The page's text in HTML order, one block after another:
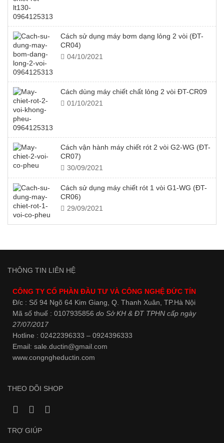
Cách sử dụng máy bơm dạng lỏng 2 vòi (ĐT-
CR04)
04/10/2021
Cách dùng máy chiết chất lỏng 2 vòi ĐT-CR09
01/10/2021
Cách vận hành máy chiết rót 2 vòi G2-WG (ĐT-
CR07)
30/09/2021
Cách sử dụng máy chiết rót 1 vòi G1-WG (ĐT-
CR06)
29/09/2021
THÔNG TIN LIÊN HỆ
CÔNG TY CỔ PHẦN ĐẦU TƯ VÀ CÔNG NGHỆ ĐỨC TÍN
Đ/c : Số 94 Ngõ 64 Kim Giang, Q. Thanh Xuân, TP.Hà Nội
Mã số thuế : 0107935856 do Sở KH & ĐT TPHN cấp ngày
27/07/2017
Hotline : 02422396333 – 0924396333
Email: sale.ductin@gmail.com
www.congngheductin.com
THEO DÕI SHOP
TRỢ GIÚP